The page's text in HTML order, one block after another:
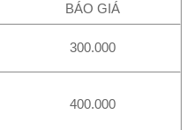
BÁO GIÁ
300.000
400.000